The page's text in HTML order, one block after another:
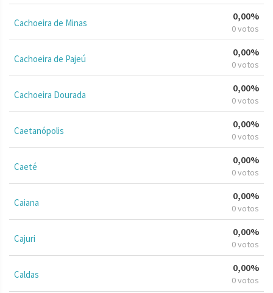
Cachoeira de Minas
0,00%
0 votos
Cachoeira de Pajeú
0,00%
0 votos
Cachoeira Dourada
0,00%
0 votos
Caetanópolis
0,00%
0 votos
Caeté
0,00%
0 votos
Caiana
0,00%
0 votos
Cajuri
0,00%
0 votos
Caldas
0,00%
0 votos